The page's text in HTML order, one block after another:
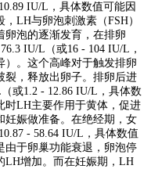
IU/L，具体数值可能因
LH与卵泡刺激素（FSH）
卵泡的逐渐发育，在排卵
IU/L（或16 - 104 IU/L，
）。这个高峰对于触发排卵
裂，释放出卵子。排卵后进
或1.2 - 12.86 IU/L，具体数
时LH主要作用于黄体，促进
妊娠做准备。在绝经期，女
- 58.64 IU/L，具体数值
由于卵巢功能衰退，卵泡停
LH增加。而在妊娠期，LH